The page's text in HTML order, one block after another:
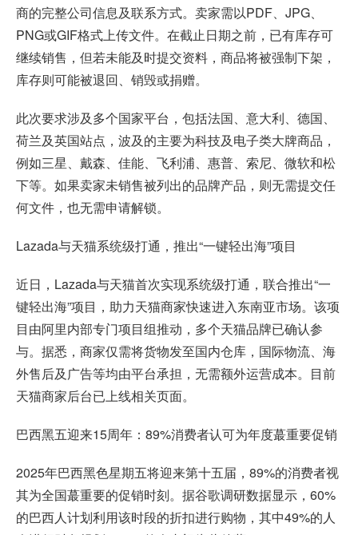
商的完整公司信息及联系方式。卖家需以PDF、JPG、
PNG或GIF格式上传文件。在截止日期之前，已有库存可
继续销售，但若未能及时提交资料，商品将被强制下架，
库存则可能被退回、销毁或捐赠。
此次要求涉及多个国家平台，包括法国、意大利、德国、
荷兰及英国站点，波及的主要为科技及电子类大牌商品，
例如三星、戴森、佳能、飞利浦、惠普、索尼、微软和松
下等。如果卖家未销售被列出的品牌产品，则无需提交任
何文件，也无需申请解锁。
Lazada与天猫系统级打通，推出“一键轻出海”项目
近日，Lazada与天猫首次实现系统级打通，联合推出“一
键轻出海”项目，助力天猫商家快速进入东南亚市场。该项
目由阿里内部专门项目组推动，多个天猫品牌已确认参
与。据悉，商家仅需将货物发至国内仓库，国际物流、海
外售后及广告等均由平台承担，无需额外运营成本。目前
天猫商家后台已上线相关页面。
巴西黑五迎来15周年：89%消费者认可为年度蕞重要促销
2025年巴西黑色星期五将迎来第十五届，89%的消费者视
其为全国蕞重要的促销时刻。据谷歌调研数据显示，60%
的巴西人计划利用该时段的折扣进行购物，其中49%的人